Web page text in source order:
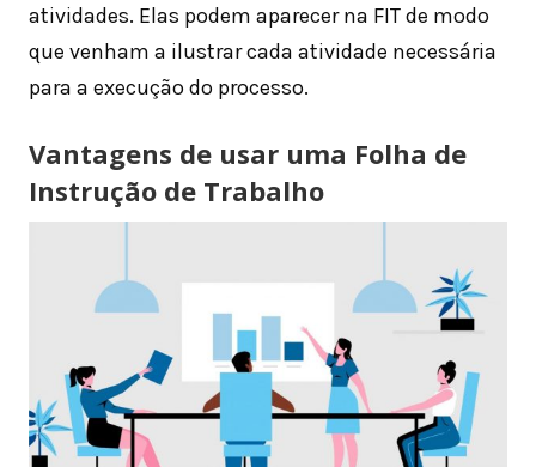
atividades. Elas podem aparecer na FIT de modo
que venham a ilustrar cada atividade necessária
para a execução do processo.
Vantagens de usar uma Folha de
Instrução de Trabalho